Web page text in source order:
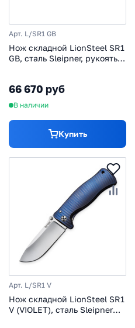
Арт. L/SR1 GB
Нож складной LionSteel SR1
GB, сталь Sleipner, рукоять
66 670 руб
В наличии
Купить
Арт. L/SR1 V
Нож складной LionSteel SR1
V (VIOLET), сталь Sleipner